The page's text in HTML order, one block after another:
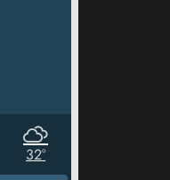
32°